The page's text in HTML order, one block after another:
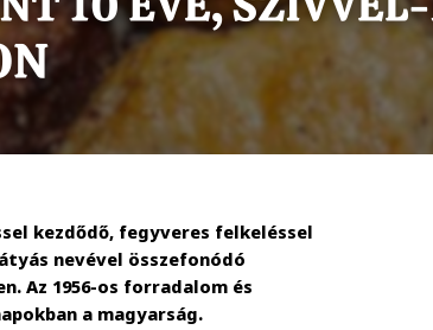
kezdődő, fegyveres felkeléssel
nevével összefonódó
Az 1956-os forradalom és
a magyarság.